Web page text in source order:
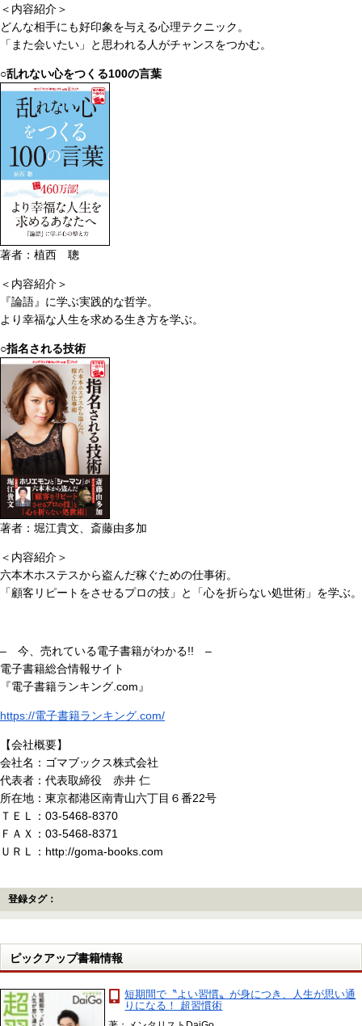
＜内容紹介＞
どんな相手にも好印象を与える心理テクニック。
「また会いたい」と思われる人がチャンスをつかむ。
○乱れない心をつくる100の言葉
著者：植西 聰
＜内容紹介＞
『論語』に学ぶ実践的な哲学。
より幸福な人生を求める生き方を学ぶ。
○指名される技術
著者：堀江貴文、斎藤由多加
＜内容紹介＞
六本木ホステスから盗んだ稼ぐための仕事術。
「顧客リピートをさせるプロの技」と「心を折らない処世術」を学ぶ。
– 今、売れている電子書籍がわかる!! –
電子書籍総合情報サイト
『電子書籍ランキング.com』
https://電子書籍ランキング.com/
【会社概要】
会社名：ゴマブックス株式会社
代表者：代表取締役 赤井 仁
所在地：東京都港区南青山六丁目６番22号
ＴＥＬ：03-5468-8370
ＦＡＸ：03-5468-8371
ＵＲＬ：http://goma-books.com
登録タグ：
ピックアップ書籍情報
短期間で〝よい習慣〟が身につき、人生が思い通
りになる！ 超習慣術